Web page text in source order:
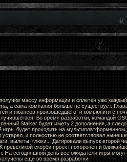
получив массу информации и сплетен уже
а сама компания больше не существует.
и нюансов произошедшего, и комьюнити с
Во время разработки, командой
Stalker будет иметь 2 дополнения, а
игры будет проходить на мультиплатформенном
и полностью не соответствовал
вылеты, глюки... Датировали выпуск второй
скорби проект похоронен и
На сегодняшний день все ожидатели игры могут
ещё во время разработки.